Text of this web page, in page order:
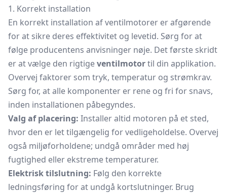
1. Korrekt installation
En korrekt installation af ventilmotorer er afgørende
for at sikre deres effektivitet og levetid. Sørg for at
følge producentens anvisninger nøje. Det første skridt
er at vælge den rigtigeventilmotortil din applikation.
Overvej faktorer som tryk, temperatur og strømkrav.
Sørg for, at alle komponenter er rene og fri for snavs,
inden installationen påbegyndes.
Valg af placering: Installer altid motoren på et sted,
hvor den er let tilgængelig for vedligeholdelse. Overvej
også miljøforholdene; undgå områder med høj
fugtighed eller ekstreme temperaturer.
Elektrisk tilslutning: Følg den korrekte
ledningsføring for at undgå kortslutninger. Brug